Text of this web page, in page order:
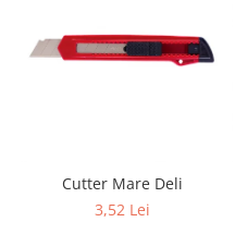
Cutter Mare Deli
3,52 Lei